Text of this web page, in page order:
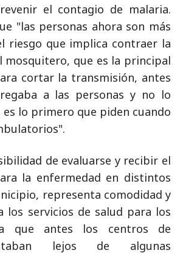
el contagio de malaria.
"las personas ahora son más
riesgo que implica contraer la
mosquitero, que es la principal
cortar la transmisión, antes
a las personas y no lo
es lo primero que piden cuando
de evaluarse y recibir el
la enfermedad en distintos
representa comodidad y
los servicios de salud para los
que antes los centros de
lejos de algunas